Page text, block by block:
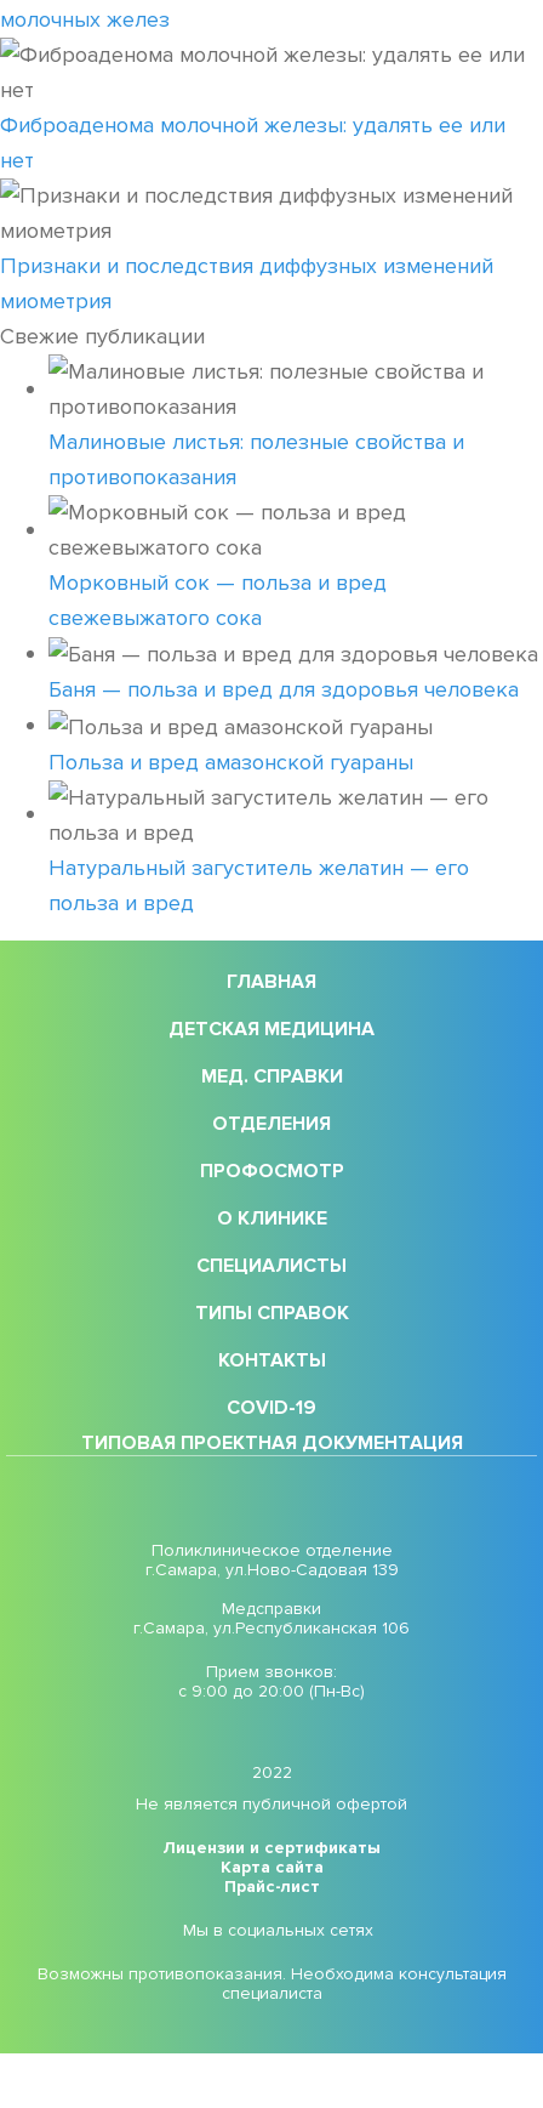
молочных желез
Фиброаденома молочной железы: удалять ее или
нет
Признаки и последствия диффузных изменений
миометрия
Свежие публикации
Малиновые листья: полезные свойства и
противопоказания
Морковный сок — польза и вред
свежевыжатого сока
Баня — польза и вред для здоровья человека
Польза и вред амазонской гуараны
Натуральный загуститель желатин — его
польза и вред
ГЛАВНАЯ
ДЕТСКАЯ МЕДИЦИНА
МЕД. СПРАВКИ
ОТДЕЛЕНИЯ
ПРОФОСМОТР
О КЛИНИКЕ
СПЕЦИАЛИСТЫ
ТИПЫ СПРАВОК
КОНТАКТЫ
COVID-19
ТИПОВАЯ ПРОЕКТНАЯ ДОКУМЕНТАЦИЯ
Поликлиническое отделение
г.Самара, ул.Ново-Садовая 139
Медсправки
г.Самара, ул.Республиканская 106
Прием звонков:
с 9:00 до 20:00 (Пн-Вс)
2022
Не является публичной офертой
Лицензии и сертификаты
Карта сайта
Прайс-лист
Мы в социальных сетях
Возможны противопоказания. Необходима консультация
специалиста